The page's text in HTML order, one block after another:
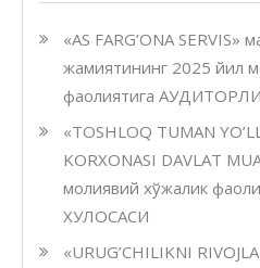
«AS FARG’ONA SERVIS»
жамиятининг 2025 йил
фаолиятига
«TOSHLOQ TUMAN
KORXONASI DAVLAT
молиявий хўжалик
ХУЛОСАСИ
«URUG’CHILIKNI